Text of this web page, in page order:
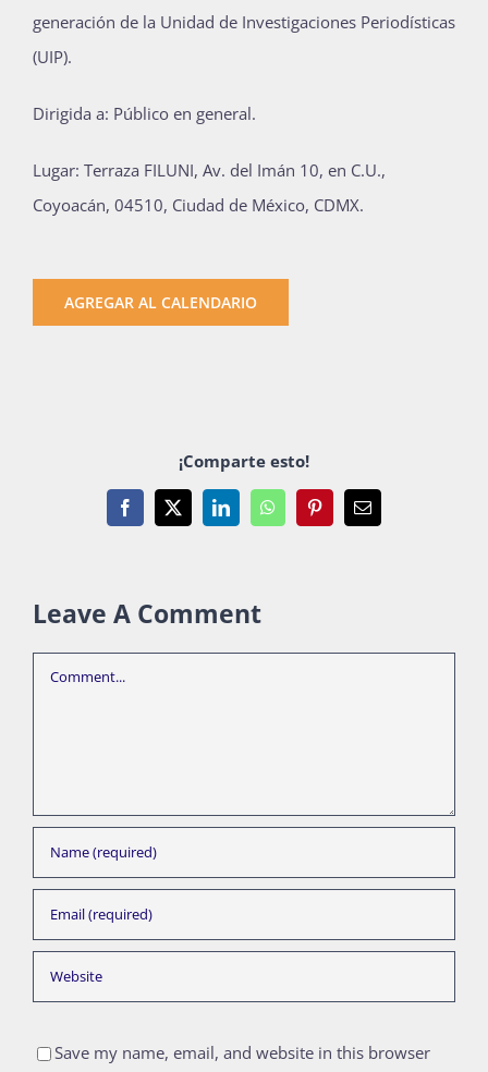
generación de la Unidad de Investigaciones Periodísticas
(UIP).
Dirigida a: Público en general.
Lugar: Terraza FILUNI, Av. del Imán 10, en C.U.,
Coyoacán, 04510, Ciudad de México, CDMX.
AGREGAR AL CALENDARIO
¡Comparte esto!
Facebook
X LinkedInWhatsAppPinterestEmail
Leave A Comment
Comment
Save my name, email, and website in this browser